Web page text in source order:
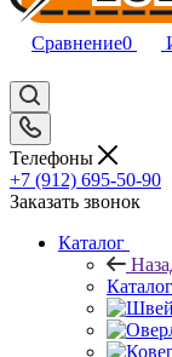
Сравнение0
Телефоны
+7 (912) 695-50-90
Заказать звонок
Каталог
Каталог